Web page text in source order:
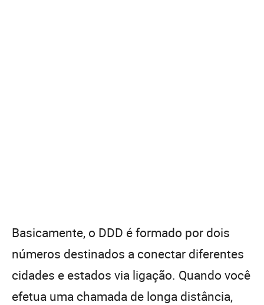
Basicamente, o DDD é formado por dois
números destinados a conectar diferentes
cidades e estados via ligação. Quando você
efetua uma chamada de longa distância,